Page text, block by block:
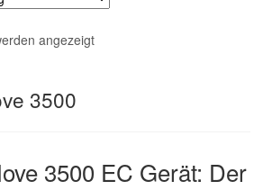
angezeigt
3500
3500 EC Gerät: Der